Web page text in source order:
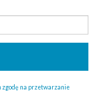
zgodę na przetwarzanie